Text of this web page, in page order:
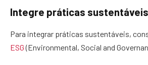
Integre práticas sustentáveis
Para integrar práticas sustentáveis,
ESG(Environmental, Social and